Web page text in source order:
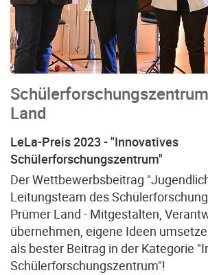
Land
LeLa-Preis 2023 - "Innovatives
Schülerforschungszentrum"
Der Wettbewerbsbeitrag
Leitungsteam des
Prümer Land - Mitgestalten,
übernehmen, eigene Ideen
als bester Beitrag in der Kategorie
Schülerforschungszentrum"!